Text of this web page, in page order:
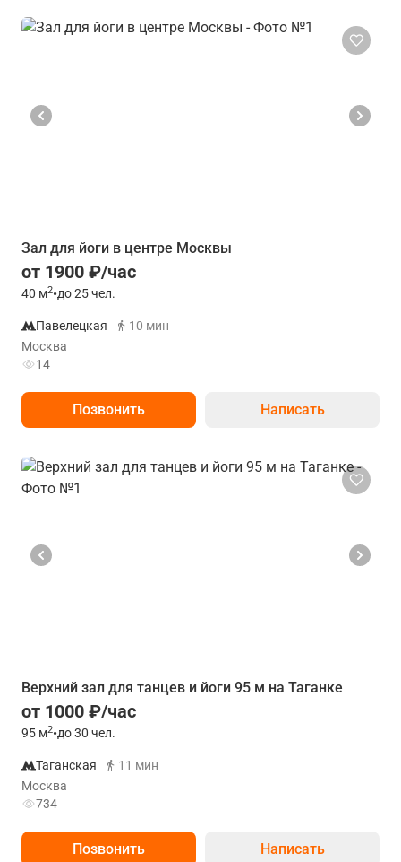
Зал для йоги в центре Москвы
от 1900 ₽/час
40 м2•до 25 чел.
Павелецкая
10 мин
Москва
14
Позвонить Написать
Верхний зал для танцев и йоги 95 м на Таганке
от 1000 ₽/час
95 м2•до 30 чел.
Таганская
11 мин
Москва
734
Позвонить Написать